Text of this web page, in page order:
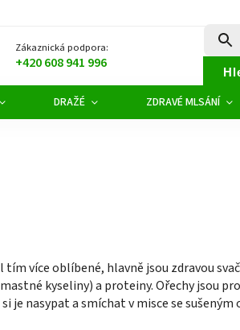
Zákaznická podpora:
+420 608 941 996
DRAŽÉ ZDRAVÉ MLSÁNÍ
tím více oblíbené, hlavně jsou zdravou
kyseliny) a proteiny. Ořechy jsou
je nasypat a smíchat v misce se